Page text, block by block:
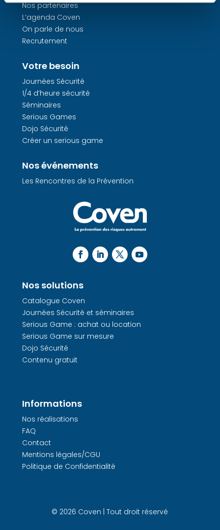
Nos partenaires
L’agenda Coven
On parle de nous
Recrutement
Votre besoin
Journées Sécurité
1/4 d’heure sécurité
Séminaires
Serious Games
Dojo Sécurité
Créer un serious game
Nos événements
Les Rencontres de la Prévention
Nos solutions
Catalogue Coven
Journées Sécurité et séminaires
Serious Game : achat ou location
Serious Game sur mesure
Dojo Sécurité
Contenu gratuit
Informations
Nos réalisations
FAQ
Contact
Mentions légales/CGU
Politique de Confidentialité
© 2026 Coven | Tout droit réservé